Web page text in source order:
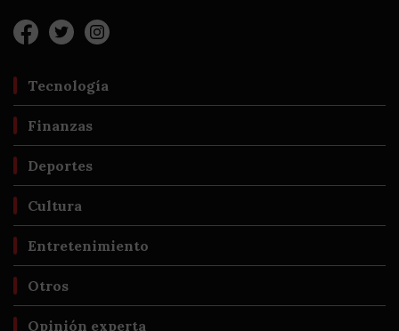
Tecnología
Finanzas
Deportes
Cultura
Entretenimiento
Otros
Opinión experta